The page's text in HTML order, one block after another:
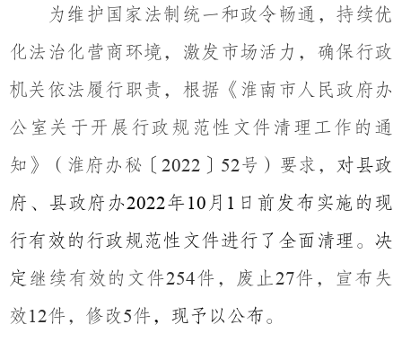
为维护国家法制统一和政令畅通，持续优
化法治化营商环境，激发市场活力，确保行政
机关依法履行职责，根据《淮南市人民政府办
公室关于开展行政规范性文件清理工作的通
知》（淮府办秘〔2022 〕 52号）要求， 对县政
府、县政府办2022年10 月 1 日前发布实施的现
行有效的行政规范性文件进行了全面清理。决
定 继续有效的文件254件，废止27件，宣布失
效12件，修改5件，现予以公布。